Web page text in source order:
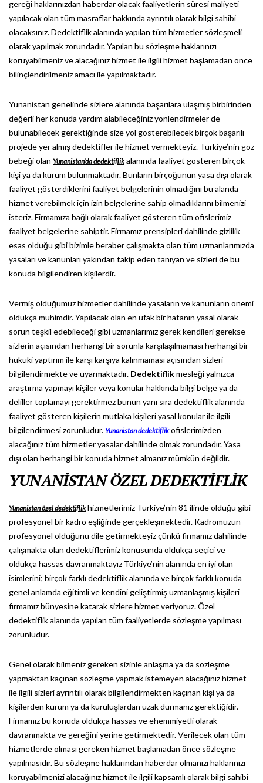
gereği haklarınızdan haberdar olacak faaliyetlerin süresi maliyeti
yapılacak olan tüm masraflar hakkında ayrıntılı olarak bilgi sahibi
olacaksınız. Dedektiflik alanında yapılan tüm hizmetler sözleşmeli
olarak yapılmak zorundadır. Yapılan bu sözleşme haklarınızı
koruyabilmeniz ve alacağınız hizmet ile ilgili hizmet başlamadan önce
bilinçlendirilmeniz amacı ile yapılmaktadır.
Yunanistan genelinde sizlere alanında başarılara ulaşmış birbirinden
değerli her konuda yardım alabileceğiniz yönlendirmeler de
bulunabilecek gerektiğinde size yol gösterebilecek birçok başarılı
projede yer almış dedektifler ile hizmet vermekteyiz. Türkiye’nin göz
bebeği olan Yunanistan’da dedektiflikalanında faaliyet gösteren birçok
kişi ya da kurum bulunmaktadır. Bunların birçoğunun yasa dışı olarak
faaliyet gösterdiklerini faaliyet belgelerinin olmadığını bu alanda
hizmet verebilmek için izin belgelerine sahip olmadıklarını bilmenizi
isteriz. Firmamıza bağlı olarak faaliyet gösteren tüm ofislerimiz
faaliyet belgelerine sahiptir. Firmamız prensipleri dahilinde gizlilik
esas olduğu gibi bizimle beraber çalışmakta olan tüm uzmanlarımızda
yasaları ve kanunları yakından takip eden tanıyan ve sizleri de bu
konuda bilgilendiren kişilerdir.
Vermiş olduğumuz hizmetler dahilinde yasaların ve kanunların önemi
oldukça mühimdir. Yapılacak olan en ufak bir hatanın yasal olarak
sorun teşkil edebileceği gibi uzmanlarımız gerek kendileri gerekse
sizlerin açısından herhangi bir sorunla karşılaşılmaması herhangi bir
hukuki yaptırım ile karşı karşıya kalınmaması açısından sizleri
bilgilendirmekte ve uyarmaktadır. Dedektiflikmesleği yalnızca
araştırma yapmayı kişiler veya konular hakkında bilgi belge ya da
deliller toplamayı gerektirmez bunun yanı sıra dedektiflik alanında
faaliyet gösteren kişilerin mutlaka kişileri yasal konular ile ilgili
bilgilendirmesi zorunludur. Yunanistan dedektiflikofislerimizden
alacağınız tüm hizmetler yasalar dahilinde olmak zorundadır. Yasa
dışı olan herhangi bir konuda hizmet almanız mümkün değildir.
YUNANİSTAN ÖZEL DEDEKTİFLİK
Yunanistan özel dedektiflikhizmetlerimiz Türkiye’nin 81 ilinde olduğu gibi
profesyonel bir kadro eşliğinde gerçekleşmektedir. Kadromuzun
profesyonel olduğunu dile getirmekteyiz çünkü firmamız dahilinde
çalışmakta olan dedektiflerimiz konusunda oldukça seçici ve
oldukça hassas davranmaktayız Türkiye’nin alanında en iyi olan
isimlerini; birçok farklı dedektiflik alanında ve birçok farklı konuda
genel anlamda eğitimli ve kendini geliştirmiş uzmanlaşmış kişileri
firmamız bünyesine katarak sizlere hizmet veriyoruz. Özel
dedektiflik alanında yapılan tüm faaliyetlerde sözleşme yapılması
zorunludur.
Genel olarak bilmeniz gereken sizinle anlaşma ya da sözleşme
yapmaktan kaçınan sözleşme yapmak istemeyen alacağınız hizmet
ile ilgili sizleri ayrıntılı olarak bilgilendirmekten kaçınan kişi ya da
kişilerden kurum ya da kuruluşlardan uzak durmanız gerektiğidir.
Firmamız bu konuda oldukça hassas ve ehemmiyetli olarak
davranmakta ve gereğini yerine getirmektedir. Verilecek olan tüm
hizmetlerde olması gereken hizmet başlamadan önce sözleşme
yapılmasıdır. Bu sözleşme haklarından haberdar olmanızı haklarınızı
koruyabilmenizi alacağınız hizmet ile ilgili kapsamlı olarak bilgi sahibi